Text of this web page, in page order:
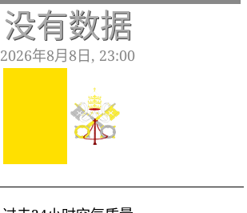
没有数据
2026年8月8日, 23:00